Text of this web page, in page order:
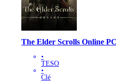
The Elder Scrolls Online PC
•
TESO
•
Clé